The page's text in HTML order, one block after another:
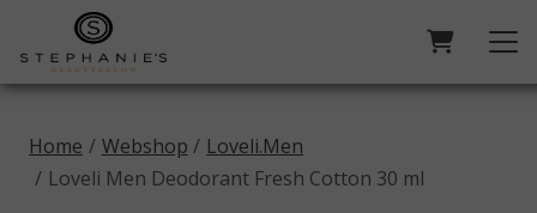
Home Webshop
Loveli.Men
Loveli Men Deodorant Fresh Cotton 30 ml